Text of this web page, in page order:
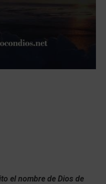
el nombre de Dios de